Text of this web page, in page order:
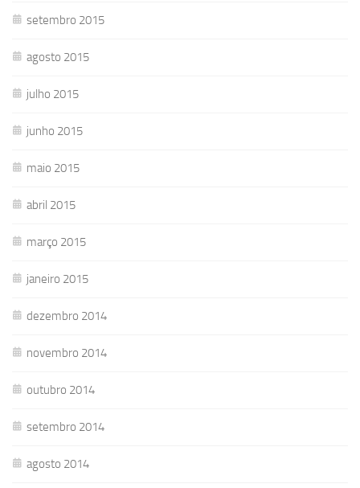
setembro 2015
agosto 2015
julho 2015
junho 2015
maio 2015
abril 2015
março 2015
janeiro 2015
dezembro 2014
novembro 2014
outubro 2014
setembro 2014
agosto 2014